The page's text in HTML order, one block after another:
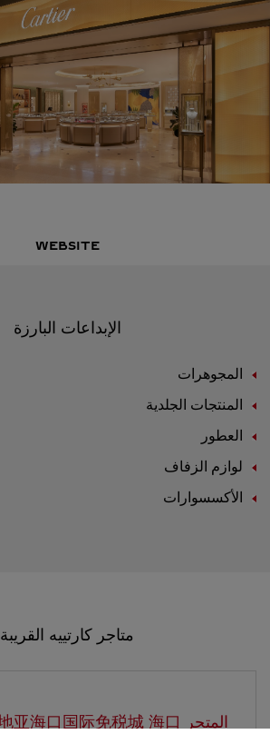
WEBSITE
الإبداعات البارزة
المجوهرات
المنتجات الجلدية
العطور
لوازم الزفاف
الأكسسوارات
متاجر كارتييه القريبة
المتجر 卡地亚海口国际免税城 海口